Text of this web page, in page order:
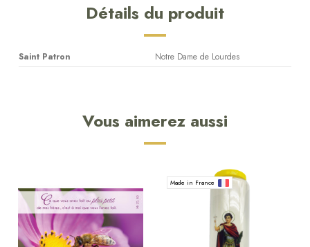
Détails du produit
Saint Patron Notre Dame de Lourdes
Vous aimerez aussi
Made in France